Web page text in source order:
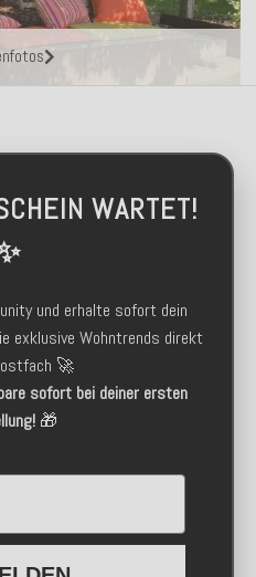
WARTET!
und erhalte sofort dein
exklusive Wohntrends direkt
🚀
sofort bei deiner ersten
🎁